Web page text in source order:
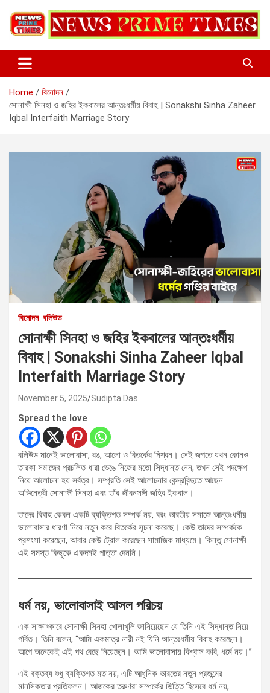
content
Home
বিনোদন
সোনাক্ষী সিনহা ও জহির ইকবালের আন্তঃধর্মীয় বিবাহ | Sonakshi Sinha Zaheer
Iqbal Interfaith Marriage Story
বিনোদন বলিউড
সোনাক্ষী সিনহা ও জহির ইকবালের আন্তঃধর্মীয়
বিবাহ | Sonakshi Sinha Zaheer Iqbal
Interfaith Marriage Story
November 5, 2025 Sudipta Das
Spread the love
বলিউড মানেই ভালোবাসা, রঙ, আলো ও বিতর্কের মিশ্রন। সেই জগতে যখন কোনও
তারকা সমাজের প্রচলিত ধারা ভেঙে নিজের মতো সিদ্ধান্ত নেন, তখন সেই পদক্ষেপ
নিয়ে আলোচনা হয় সর্বত্র। সম্প্রতি সেই আলোচনার কেন্দ্রবিন্দুতে আছেন
অভিনেত্রী সোনাক্ষী সিনহা এবং তাঁর জীবনসঙ্গী জহির ইকবাল।
তাদের বিবাহ কেবল একটি ব্যক্তিগত সম্পর্ক নয়, বরং ভারতীয় সমাজে আন্তঃধর্মীয়
ভালোবাসার ধারণা নিয়ে নতুন করে বিতর্কের সূচনা করেছে। কেউ তাদের সম্পর্ককে
প্রশংসা করেছেন, আবার কেউ ট্রোল করেছেন সামাজিক মাধ্যমে। কিন্তু সোনাক্ষী
এই সমস্ত কিছুকে একদমই পাত্তা দেননি।
ধর্ম নয়, ভালোবাসাই আসল পরিচয়
এক সাক্ষাৎকারে সোনাক্ষী সিনহা খোলাখুলি জানিয়েছেন যে তিনি এই সিদ্ধান্ত নিয়ে
গর্বিত। তিনি বলেন, “আমি একমাত্র নারী নই যিনি আন্তঃধর্মীয় বিবাহ করেছেন।
আগে অনেকেই এই পথ বেছে নিয়েছেন। আমি ভালোবাসায় বিশ্বাস করি, ধর্মে নয়।”
এই বক্তব্য শুধু ব্যক্তিগত মত নয়, এটি আধুনিক ভারতের নতুন প্রজন্মের
মানসিকতার প্রতিফলন। আজকের তরুণরা সম্পর্কের ভিত্তি হিসেবে ধর্ম নয়,